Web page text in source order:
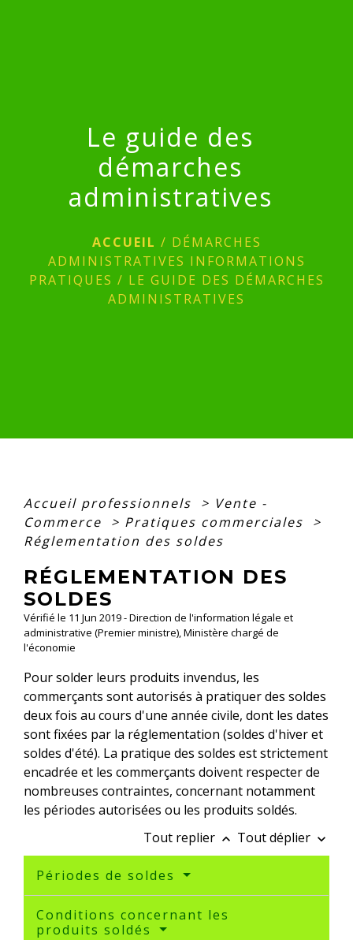
Le guide des
démarches
administratives
ACCUEIL / DÉMARCHES
ADMINISTRATIVES INFORMATIONS
PRATIQUES / LE GUIDE DES DÉMARCHES
ADMINISTRATIVES
Accueil professionnels > Vente -
Commerce
> Pratiques commerciales
>
Réglementation des soldes
RÉGLEMENTATION DES
SOLDES
Vérifié le 11 Jun 2019 - Direction de l'information légale et
administrative (Premier ministre), Ministère chargé de
l'économie
Pour solder leurs produits invendus, les
commerçants sont autorisés à pratiquer des soldes
deux fois au cours d'une année civile, dont les dates
sont fixées par la réglementation (soldes d'hiver et
soldes d'été). La pratique des soldes est strictement
encadrée et les commerçants doivent respecter de
nombreuses contraintes, concernant notamment
les périodes autorisées ou les produits soldés.
Tout replier keyboard_arrow_up Tout déplier keyboard_arrow_down
Périodes de soldes
Conditions concernant les
produits soldés